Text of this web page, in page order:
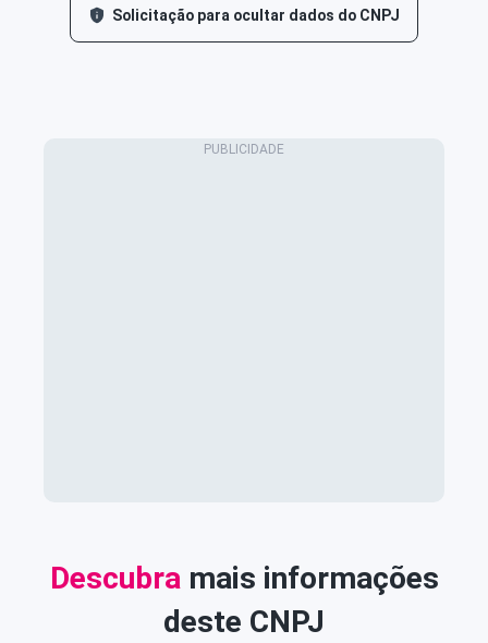
Solicitação para ocultar dados do CNPJ
Descubra mais informações
deste CNPJ